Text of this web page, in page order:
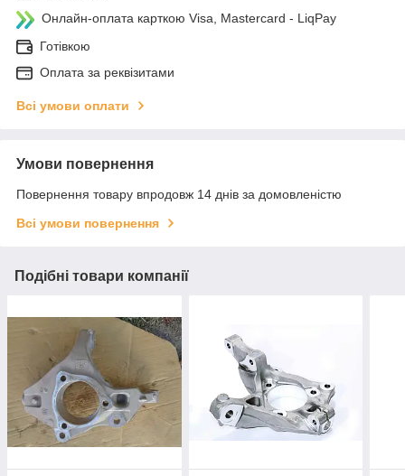
Онлайн-оплата карткою Visa, Mastercard - LiqPay
Готівкою
Оплата за реквізитами
Всі умови оплати
Умови повернення
Повернення товару впродовж 14 днів за домовленістю
Всі умови повернення
Подібні товари компанії